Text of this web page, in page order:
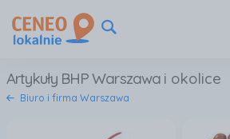
Artykuły BHP Warszawa i okolice
Biuro i firma Warszawa